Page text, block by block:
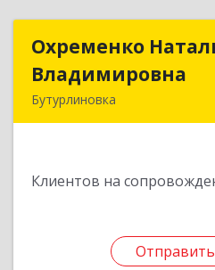
Охременко
Владимировна
Бутурлиновка
Клиентов на
Отправить
Отправить